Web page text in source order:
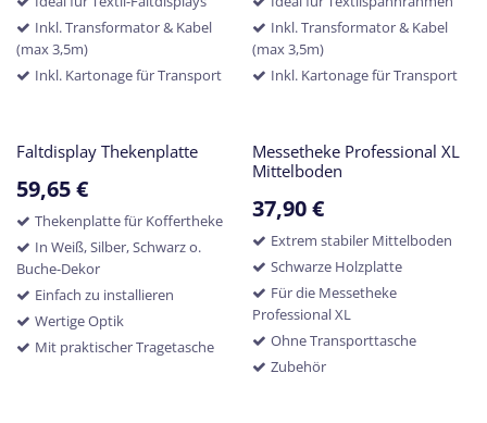
Inkl. Transformator & Kabel
(max 3,5m)
Inkl. Kartonage für Transport
Inkl. Transformator & Kabel
(max 3,5m)
Inkl. Kartonage für Transport
Faltdisplay Thekenplatte
59,65€
Thekenplatte für Koffertheke
In Weiß, Silber, Schwarz o.
Buche-Dekor
Einfach zu installieren
Wertige Optik
Mit praktischer Tragetasche
Messetheke Professional XL
Mittelboden
37,90€
Extrem stabiler Mittelboden
Schwarze Holzplatte
Für die Messetheke
Professional XL
Ohne Transporttasche
Zubehör